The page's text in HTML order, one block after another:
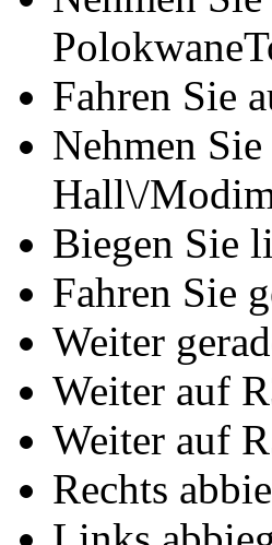
Fahren Sie
Nehmen
Hall\/
Biegen Sie
Fahren Sie
Weiter
Weiter auf
Weiter auf
Rechts